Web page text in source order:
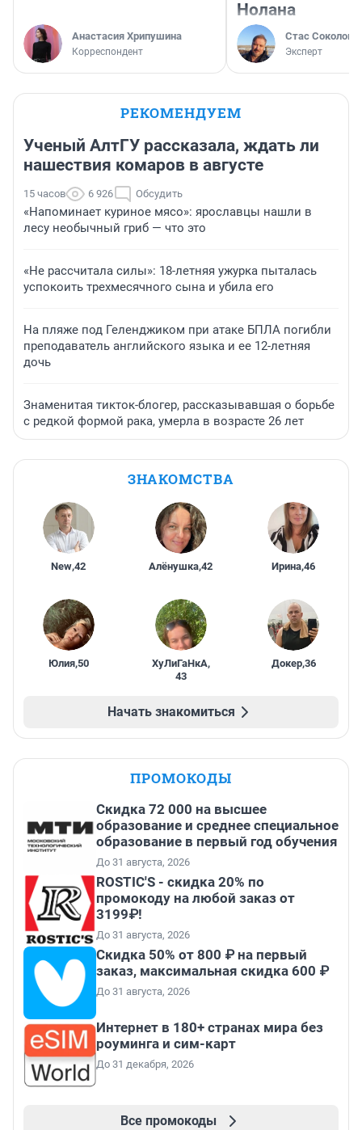
Анастасия Хрипушина
Корреспондент
Нолана
Стас Соколов
Эксперт
РЕКОМЕНДУЕМ
Ученый АлтГУ рассказала, ждать ли
нашествия комаров в августе
15 часов 6 926 Обсудить
«Напоминает куриное мясо»: ярославцы нашли в
лесу необычный гриб — что это
«Не рассчитала силы»: 18-летняя ужурка пыталась
успокоить трехмесячного сына и убила его
На пляже под Геленджиком при атаке БПЛА погибли
преподаватель английского языка и ее 12-летняя
дочь
Знаменитая тикток-блогер, рассказывавшая о борьбе
с редкой формой рака, умерла в возрасте 26 лет
ЗНАКОМСТВА
New,42 Алёнушка,42 Ирина,46
Юлия,50 ХуЛиГаНкА,
43
Докер,36
Начать знакомиться
ПРОМОКОДЫ
Скидка 72 000 на высшее
образование и среднее специальное
образование в первый год обучения
До 31 августа, 2026
ROSTIC'S - скидка 20% по
промокоду на любой заказ от
3199₽!
До 31 августа, 2026
Скидка 50% от 800 ₽ на первый
заказ, максимальная скидка 600 ₽
До 31 августа, 2026
Интернет в 180+ странах мира без
роуминга и сим-карт
До 31 декабря, 2026
Все промокоды